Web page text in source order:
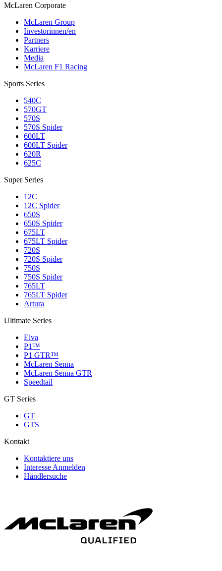
McLaren Corporate
McLaren Group
Investorinnen/en
Partners
Karriere
Media
McLaren F1 Racing
Sports Series
540C
570GT
570S
570S Spider
600LT
600LT Spider
620R
625C
Super Series
12C
12C Spider
650S
650S Spider
675LT
675LT Spider
720S
720S Spider
750S
750S Spider
765LT
765LT Spider
Artura
Ultimate Series
Elva
P1™
P1 GTR™
McLaren Senna
McLaren Senna GTR
Speedtail
GT Series
GT
GTS
Kontakt
Kontaktiere uns
Interesse Anmelden
Händlersuche